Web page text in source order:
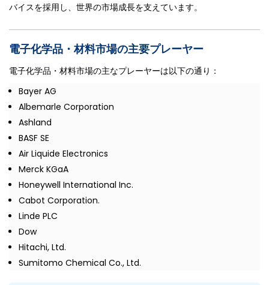
バイスを採用し、世界の市場成長を支えています。
電子化学品・材料市場の主要プレーヤー
電子化学品・材料市場の主なプレーヤーは以下の通り：
Bayer AG
Albemarle Corporation
Ashland
BASF SE
Air Liquide Electronics
Merck KGaA
Honeywell International Inc.
Cabot Corporation.
Linde PLC
Dow
Hitachi, Ltd.
Sumitomo Chemical Co., Ltd.